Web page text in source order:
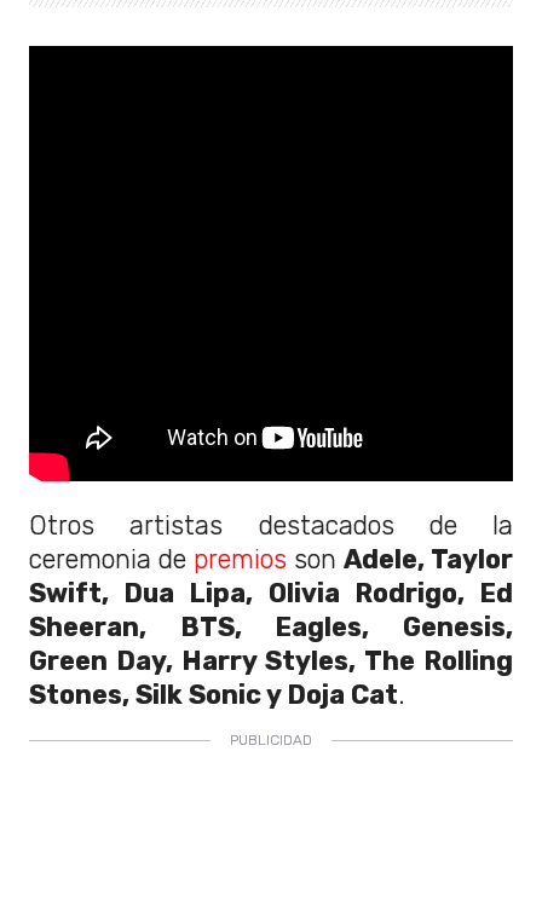
Otros artistas destacados de la
ceremonia de premios son Adele, Taylor
Swift, Dua Lipa, Olivia Rodrigo, Ed
Sheeran, BTS, Eagles, Genesis,
Green Day, Harry Styles, The Rolling
Stones, Silk Sonic y Doja Cat.